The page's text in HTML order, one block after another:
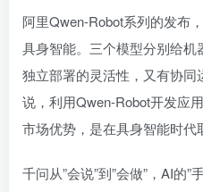
阿里Qwen-Robot系列的发布
具身智能。三个模型分别给
独立部署的灵活性，又有协
说，利用Qwen-Robot开发应
市场优势，是在具身智能时代
千问从”会说”到”会做”，AI的”